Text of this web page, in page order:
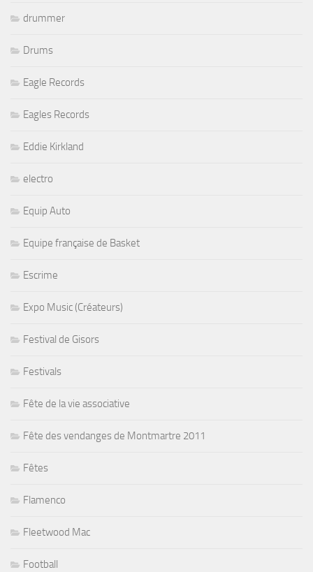
drummer
Drums
Eagle Records
Eagles Records
Eddie Kirkland
electro
Equip Auto
Equipe française de Basket
Escrime
Expo Music (Créateurs)
Festival de Gisors
Festivals
Fête de la vie associative
Fête des vendanges de Montmartre 2011
Fêtes
Flamenco
Fleetwood Mac
Football